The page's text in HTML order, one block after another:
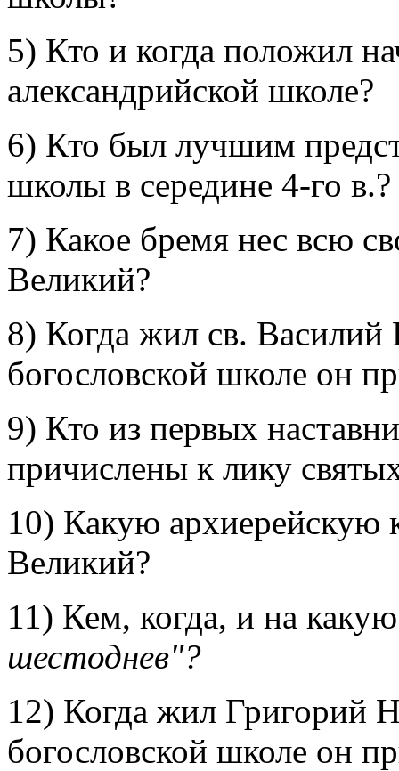
5) Кто и когда положил
александрийской школе?
6) Кто был лучшим
школы в середине 4-го в.?
7) Какое бремя нес всю
Великий?
8) Когда жил св. Василий
богословской школе он
9) Кто из первых
причислены к лику
10) Какую архиерейскую
Великий?
11) Кем, когда, и на
шестоднев"?
12) Когда жил Григорий
богословской школе он